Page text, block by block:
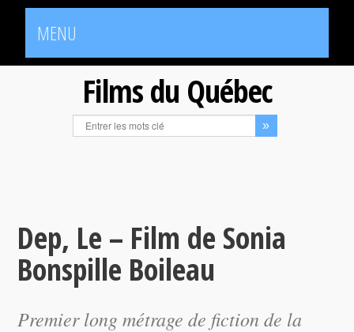
MENU
Films du Québec
Dep, Le – Film de Sonia
Bonspille Boileau
Premier long métrage de fiction de la